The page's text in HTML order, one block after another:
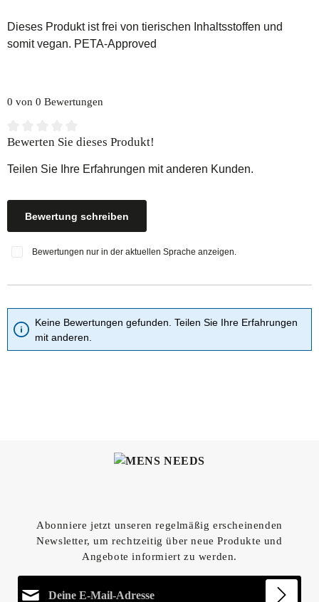
Dieses Produkt ist frei von tierischen Inhaltsstoffen und
somit vegan. PETA-Approved
0 von 0 Bewertungen
Durchschnittliche Bewertung von 0 von 5 Sternen
Bewerten Sie dieses Produkt!
Teilen Sie Ihre Erfahrungen mit anderen Kunden.
Bewertung schreiben
Bewertungen nur in der aktuellen Sprache anzeigen.
Keine Bewertungen gefunden. Teilen Sie Ihre Erfahrungen
mit anderen.
Abonniere jetzt unseren regelmäßig erscheinenden
Newsletter, um rechtzeitig über neue Produkte und
Angebote informiert zu werden.